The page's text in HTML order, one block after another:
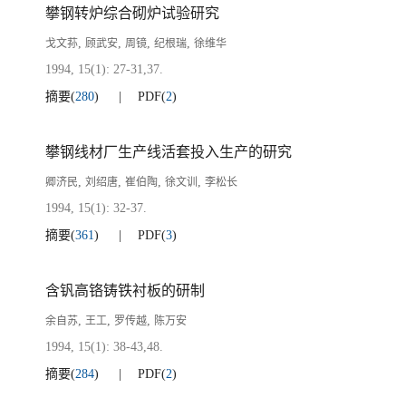
攀钢转炉综合砌炉试验研究
戈文荪, 顾武安, 周镜, 纪根瑞, 徐维华
1994, 15(1): 27-31,37.
摘要(280) PDF(2)
攀钢线材厂生产线活套投入生产的研究
卿济民, 刘绍唐, 崔伯陶, 徐文训 , 李松长
1994, 15(1): 32-37.
摘要(361) PDF(3)
含钒高铬铸铁衬板的研制
余自苏, 王工, 罗传越, 陈万安
1994, 15(1): 38-43,48.
摘要(284) PDF(2)